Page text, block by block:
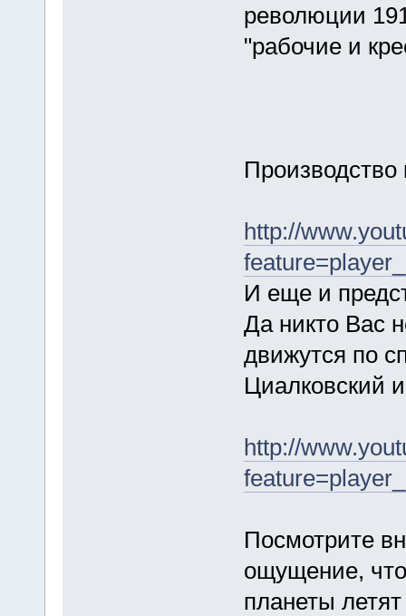
революции
"рабочие и
Производство
http://
И еще и
Да никто Вас
движутся по
Циалковский
http://
Посмотрите
ощущение,
планеты